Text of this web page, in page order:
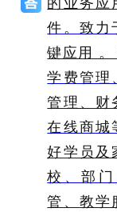
件。致力
键应用 。
学费管理
管理、财
在线商城
好学员及
校、部
管、教学